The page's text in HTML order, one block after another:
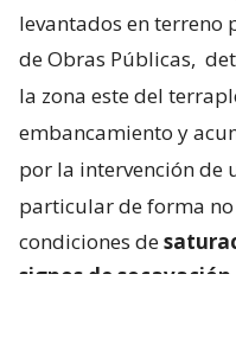
levantados en terreno
de Obras Públicas,
la zona este del
embancamiento y
por la intervención de
particular de forma
condiciones de
signos de